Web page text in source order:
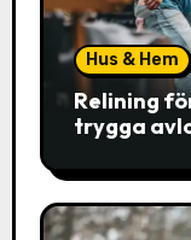
Hus & Hem
Relining
trygga